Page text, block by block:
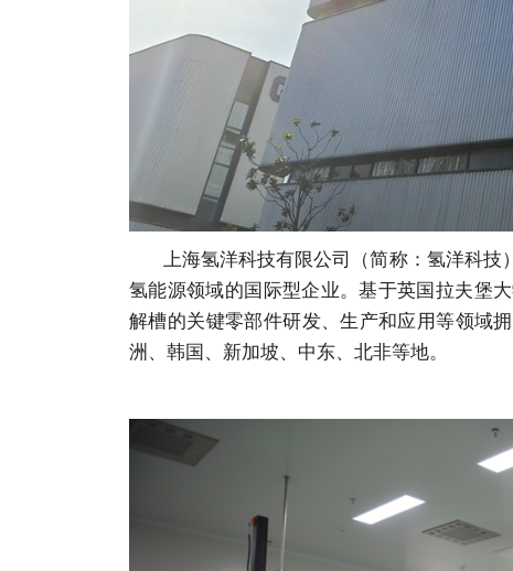
上海氢洋科技有限公司（简称：氢洋科技
氢能源领域的国际型企业。基于英国拉夫堡
解槽的关键零部件研发、生产和应用等领域
洲、韩国、新加坡、中东、北非等地。